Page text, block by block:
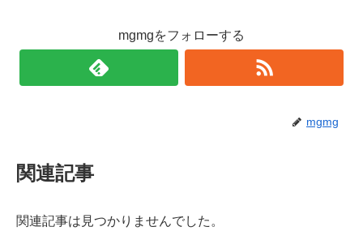
mgmgをフォローする
mgmg
関連記事
関連記事は見つかりませんでした。